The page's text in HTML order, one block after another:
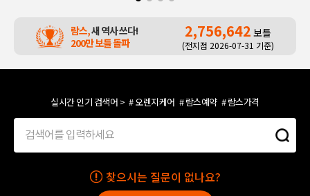
람스,새 역사 쓰다!
200만 보틀 돌파
2,756,642 보틀
(전지점 2026-07-31 기준)
실시간 인기 검색어 > # 오렌지케어 # 람스예약 # 람스가격
찾으시는 질문이 없나요?